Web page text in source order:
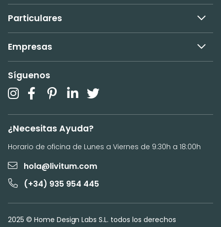
Particulares
Empresas
Síguenos
¿Necesitas Ayuda?
Horario de oficina de Lunes a Viernes de 9:30h a 18:00h
hola@livitum.com
(+34) 935 954 445
2025 © Home Design Labs S.L. todos los derechos